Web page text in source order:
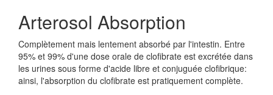
Arterosol Absorption
Complètement mais lentement absorbé par l'intestin. Entre
95% et 99% d'une dose orale de clofibrate est excrétée dans
les urines sous forme d'acide libre et conjuguée clofibrique:
ainsi, l'absorption du clofibrate est pratiquement complète.